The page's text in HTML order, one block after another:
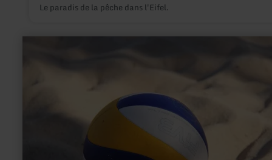
Le paradis de la pêche dans l'Eifel.